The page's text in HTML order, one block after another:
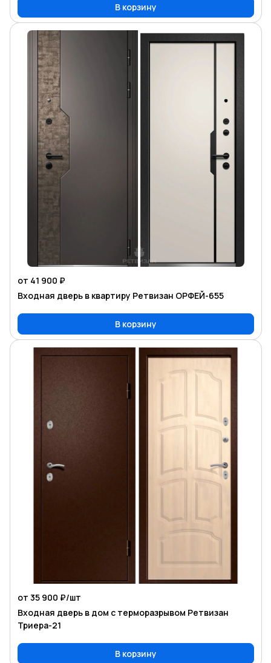
В корзину
от 41 900 ₽
Входная дверь в квартиру Ретвизан ОРФЕЙ-655
В корзину
от 35 900 ₽/шт
Входная дверь в дом с терморазрывом Ретвизан
Триера-21
В корзину